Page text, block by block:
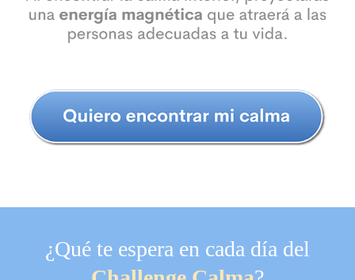
¿Qué te espera en cada día del